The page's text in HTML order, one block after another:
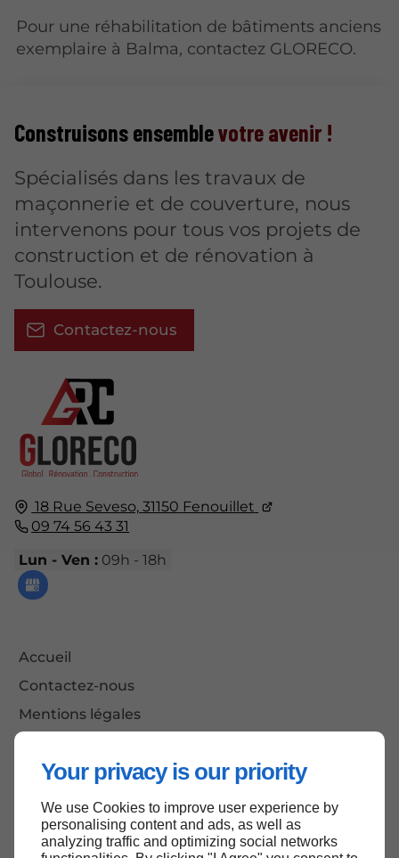
Your privacy is our priority
We use Cookies to improve user experience by
personalising content and ads, as well as
analyzing traffic and optimizing social networks
Pour une réhabilitation de bâtiments anciens
exemplaire à Balma, contactez GLORECO.
18 Rue Seveso, 31150 Fenouillet
09 74 56 43 31
Lun - Ven : 09h - 18h
Accueil
Contactez-nous
Mentions légales
Construisons ensemblevotre avenir !
Spécialisés dans les travaux de
maçonnerie et de couverture, nous
intervenons pour tous vos projets de
construction et de rénovation à
Toulouse.
Contactez-nous
Haut de page